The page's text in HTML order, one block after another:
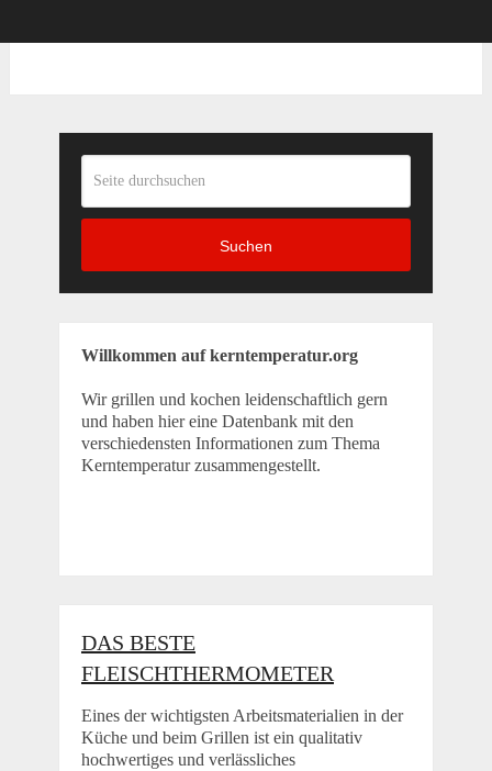
Suchen
Willkommen auf kerntemperatur.org
Wir grillen und kochen leidenschaftlich gern
und haben hier eine Datenbank mit den
verschiedensten Informationen zum Thema
Kerntemperatur zusammengestellt.
DAS BESTE
FLEISCHTHERMOMETER
Eines der wichtigsten Arbeitsmaterialien in der
Küche und beim Grillen ist ein qualitativ
hochwertiges und verlässliches